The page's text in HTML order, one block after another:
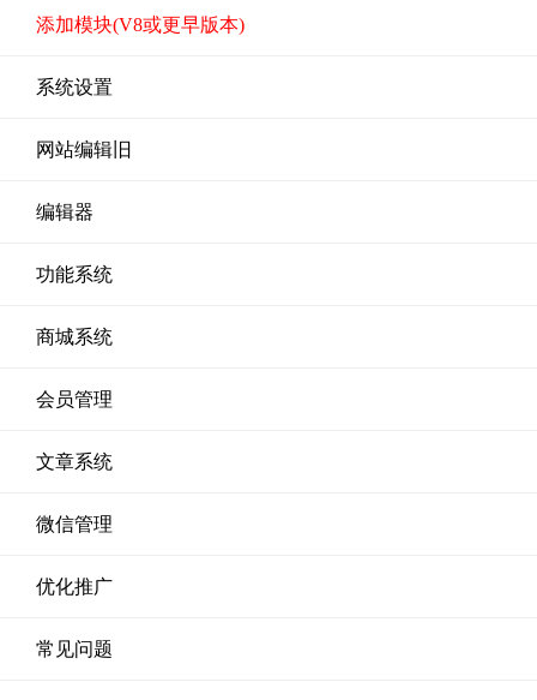
添加模块(V8或更早版本)
系统设置
网站编辑旧
编辑器
功能系统
商城系统
会员管理
文章系统
微信管理
优化推广
常见问题